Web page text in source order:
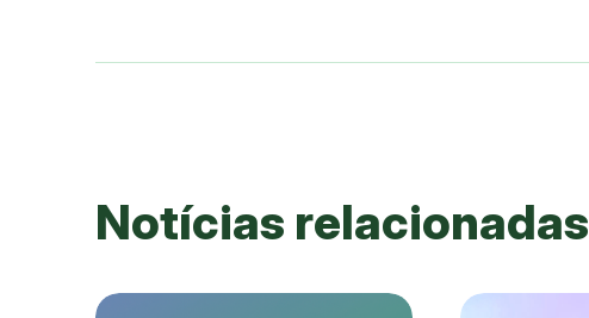
Notícias relacionadas